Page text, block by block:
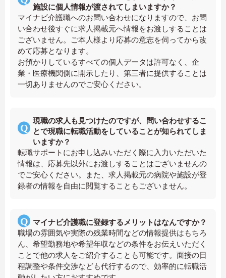
施設に個人情報が渡されてしまいますか？
マイナビ介護職へのお問い合わせになりますので、お問
い合わせ後すぐに求人掲載元へ情報をお渡しすることは
ございません。ご本人様より応募の意志を伺ってから改
めて応募となります。
お預かりしているすべての個人データは許可なく、企
業・医療機関側に開示したり、第三者に提供することは
一切ありませんのでご安心ください。
現職の求人も見つけたのですが、問い合わせするこ
とで現職に転職活動をしていることが知られてしま
いますか？
転職サポートにお申し込みいただく際に入力いただいた
情報は、応募先以外にお渡しすることはございませんの
でご安心ください。また、求人掲載元の病院や施設が登
録者の情報を自由に閲覧することもございません。
マイナビ介護職に登録するメリットはなんですか？
職場の雰囲気や実際の残業時間などの情報提供はもちろ
ん、希望勤務地や希望年収などの条件をお伝えいただく
ことで他の求人をご紹介することも可能です。面接の日
程調整や条件交渉なども代行するので、効率的に転職活